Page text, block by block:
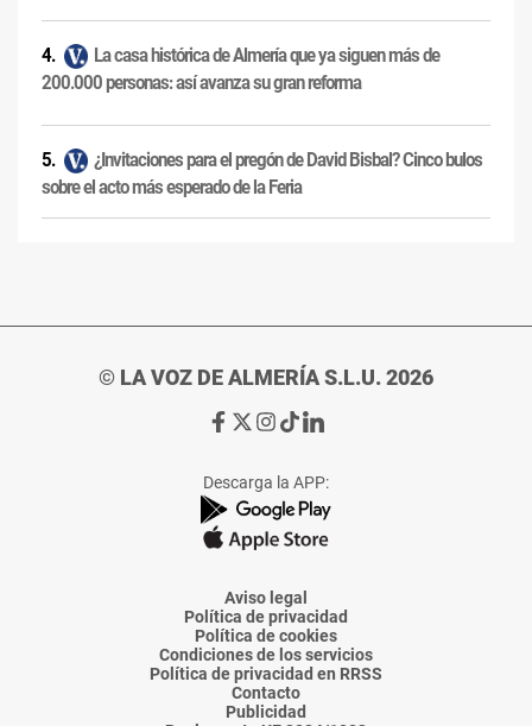
La casa histórica de Almería que ya siguen más de
200.000 personas: así avanza su gran reforma
¿Invitaciones para el pregón de David Bisbal? Cinco bulos
sobre el acto más esperado de la Feria
© LA VOZ DE ALMERÍA S.L.U. 2026
Ir
de
La
Voz
Almería
Ir
de
La
Voz
Almería
Ir
de
La
Voz
Almería
Ir
de
La
Voz
Almería
Ir
de
La
Voz
Descarga la APP:
Aviso legal
Política de privacidad
Política de cookies
Condiciones de los servicios
Política de privacidad en RRSS
Contacto
Publicidad